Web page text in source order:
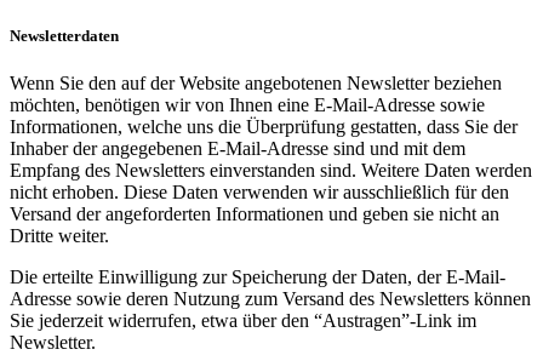
Newsletterdaten
Wenn Sie den auf der Website angebotenen Newsletter beziehen
möchten, benötigen wir von Ihnen eine E-Mail-Adresse sowie
Informationen, welche uns die Überprüfung gestatten, dass Sie der
Inhaber der angegebenen E-Mail-Adresse sind und mit dem
Empfang des Newsletters einverstanden sind. Weitere Daten werden
nicht erhoben. Diese Daten verwenden wir ausschließlich für den
Versand der angeforderten Informationen und geben sie nicht an
Dritte weiter.
Die erteilte Einwilligung zur Speicherung der Daten, der E-Mail-
Adresse sowie deren Nutzung zum Versand des Newsletters können
Sie jederzeit widerrufen, etwa über den “Austragen”-Link im
Newsletter.